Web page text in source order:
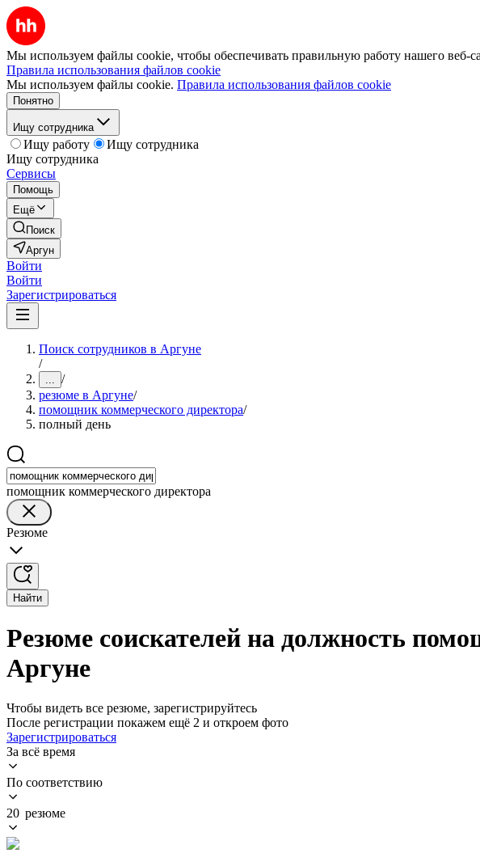
Мы используем файлы cookie, чтобы обеспечивать правильную работу нашего веб-
Правила использования файлов cookie
Мы используем файлы cookie. Правила использования файлов cookie
Понятно
Ищу сотрудника
Ищу работу
Ищу сотрудника
Ищу сотрудника
Сервисы
Помощь
Ещё
Поиск
Аргун
Войти
Войти
Зарегистрироваться
Поиск сотрудников в Аргуне
/
... /
резюме в Аргуне/
помощник коммерческого директора/
полный день
помощник коммерческого директора
Резюме
Найти
Резюме соискателей на должность
Аргуне
Чтобы видеть все резюме, зарегистрируйтесь
После регистрации покажем ещё 2 и откроем фото
Зарегистрироваться
За всё время
По соответствию
20 резюме